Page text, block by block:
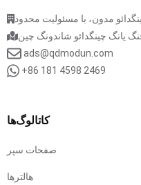
مدون، با مسئولیت محدود
ads@qdmodun.com
+86 181 4598 2469
کاتالوگ‌ها
صفحات سپر
هالترها